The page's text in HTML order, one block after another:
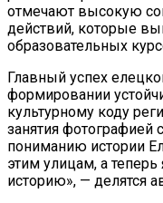
отмечают высокую
действий, которые
образовательных
Главный успех
формировании
культурному коду
занятия фотографией
пониманию истории
этим улицам, а
историю», — делятся